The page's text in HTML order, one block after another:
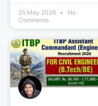
25 May 2026
No
Comments